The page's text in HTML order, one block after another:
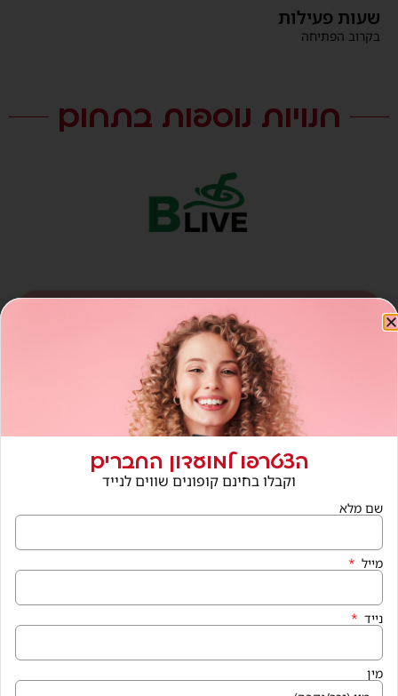
שעות פעילות
בקרוב הפתיחה
חנויות נוספות בתחום
הצטרפו למועדון החברים
שם מלא
מייל
הצטרפו למועדון החברים
וקבלו בחינם קופונים שווים לנייד
שם מלא
מייל
נייד
מין